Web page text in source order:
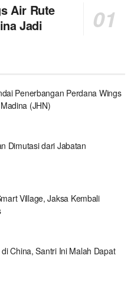
Air Rute
Jadi
Penerbangan Perdana Wings
(JHN)
Dimutasi dari Jabatan
Village, Jaksa Kembali
China, Santri Ini Malah Dapat